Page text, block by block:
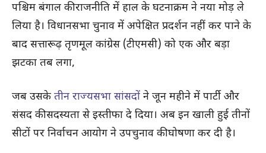
पश्चिम बंगाल की राजनीति में हाल के घटनाक्रम ने नया मोड़ ले
लिया है। विधानसभा चुनाव में अपेक्षित प्रदर्शन नहीं कर पाने के
बाद सत्तारूढ़ तृणमूल कांग्रेस (टीएमसी) को एक और बड़ा
झटका तब लगा,
जब उसके तीन राज्यसभा सांसदों ने जून महीने में पार्टी और
संसद की सदस्यता से इस्तीफा दे दिया। अब इन खाली हुई तीनों
सीटों पर निर्वाचन आयोग ने उपचुनाव की घोषणा कर दी है।